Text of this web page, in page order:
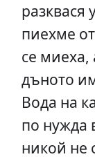
разквася
пиехме
се миеха,
дъното
Вода на
по нужда
никой не